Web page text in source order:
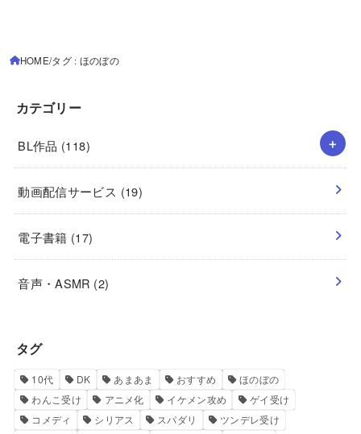
HOME タグ : ほのぼの
カテゴリー
BL作品 (118)
動画配信サービス (19)
電子書籍 (17)
音声・ASMR (2)
タグ
10代 DK あまあま おすすめ
ほのぼの
わんこ受け
アニメ化 イケメン攻め
ゲイ受け
コメディ
シリアス スパダリ
ツンデレ受け